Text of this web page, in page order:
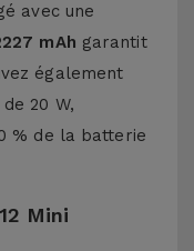
avec une
mAh garantit
également
20 W,
% de la batterie
Mini